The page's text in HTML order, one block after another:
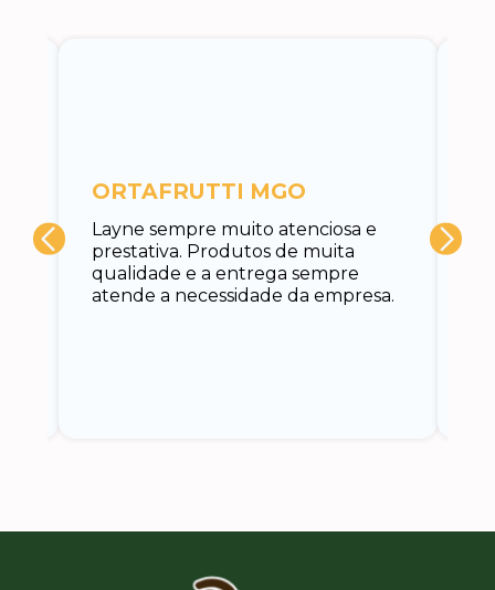
Layne sempre muito atenciosa e
prestativa. Produtos de muita
qualidade e a entrega sempre
atende a necessidade da empresa.
ORTAFRUTTI MGO